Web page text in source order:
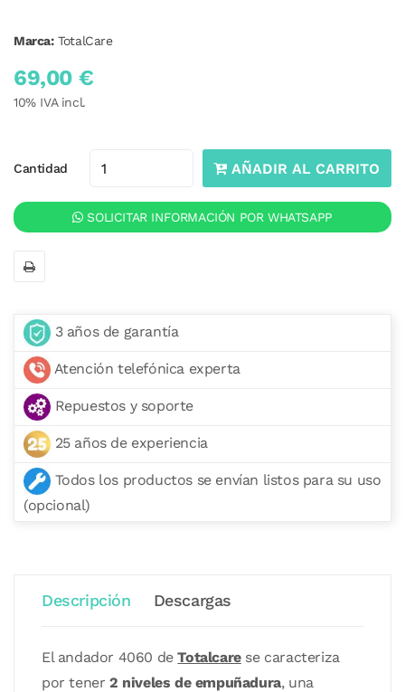
Marca: TotalCare
69,00 €
10% IVA incl.
Cantidad AÑADIR AL CARRITO
SOLICITAR INFORMACIÓN POR WHATSAPP
3 años de garantía
Atención telefónica experta
Repuestos y soporte
25 años de experiencia
Todos los productos se envían listos para su uso
(opcional)
Descripción Descargas
El andador 4060 deTotalcarese caracteriza
por tener 2 niveles de empuñadura, una